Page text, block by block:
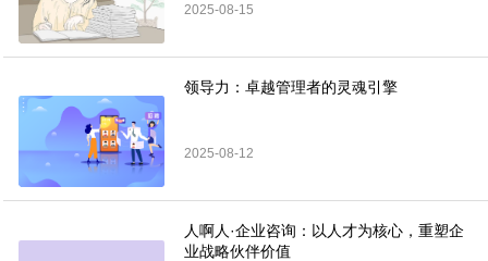
2025-08-15
领导力：卓越管理者的灵魂引擎
2025-08-12
人啊人·企业咨询：以人才为核心，重塑企
业战略伙伴价值